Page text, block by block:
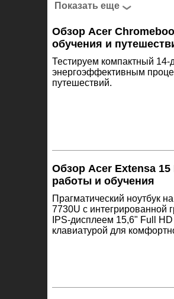
Показать еще
Обзор Acer
обучения и
Тестируем компактный
энергоэффективным
путешествий.
Обзор Acer Extensa 15
работы и обучения
Прагматический ноутбук
7730U с интегрированной
IPS-дисплеем 15,6" Full
клавиатурой для